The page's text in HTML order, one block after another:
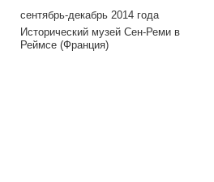
сентябрь-декабрь 2014 года
Исторический музей Сен-Реми в
Реймсе (Франция)